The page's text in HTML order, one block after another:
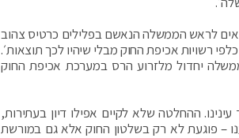
לראש הממשלה הנאשם בפלילים כרטיס צהוב
רשויות אכיפת החוק מבלי שיהיו לכך תוצאות׳.
יחדול מלזרוע הרס במערכת אכיפת החוק
ההחלטה שלא לקיים אפילו דיון בעתירות,
– פוגעת לא רק בשלטון החוק אלא גם במורשת